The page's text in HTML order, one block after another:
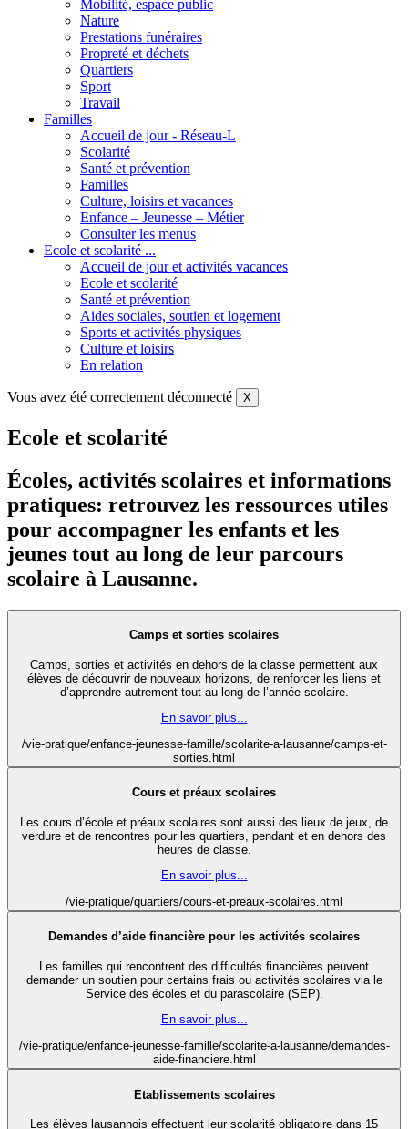
Mobilité, espace public
Nature
Prestations funéraires
Propreté et déchets
Quartiers
Sport
Travail
Familles
Accueil de jour - Réseau-L
Scolarité
Santé et prévention
Familles
Culture, loisirs et vacances
Enfance – Jeunesse – Métier
Consulter les menus
Ecole et scolarité ...
Accueil de jour et activités vacances
Ecole et scolarité
Santé et prévention
Aides sociales, soutien et logement
Sports et activités physiques
Culture et loisirs
En relation
Vous avez été correctement déconnecté X
Ecole et scolarité
Écoles, activités scolaires et informations
pratiques: retrouvez les ressources utiles
pour accompagner les enfants et les
jeunes tout au long de leur parcours
scolaire à Lausanne.
Camps et sorties scolaires
Camps, sorties et activités en dehors de la classe permettent aux
élèves de découvrir de nouveaux horizons, de renforcer les liens et
d’apprendre autrement tout au long de l’année scolaire.
En savoir plus...
/vie-pratique/enfance-jeunesse-famille/scolarite-a-lausanne/camps-et-
sorties.html
Cours et préaux scolaires
Les cours d’école et préaux scolaires sont aussi des lieux de jeux, de
verdure et de rencontres pour les quartiers, pendant et en dehors des
heures de classe.
En savoir plus...
/vie-pratique/quartiers/cours-et-preaux-scolaires.html
Demandes d’aide financière pour les activités scolaires
Les familles qui rencontrent des difficultés financières peuvent
demander un soutien pour certains frais ou activités scolaires via le
Service des écoles et du parascolaire (SEP).
En savoir plus...
/vie-pratique/enfance-jeunesse-famille/scolarite-a-lausanne/demandes-
aide-financiere.html
Etablissements scolaires
Les élèves lausannois effectuent leur scolarité obligatoire dans 15